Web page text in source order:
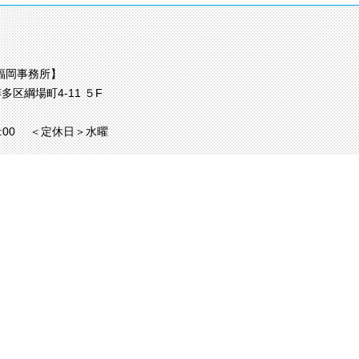
岡事務所】
多区綱場町4-11 ５F
＜定休日＞水曜